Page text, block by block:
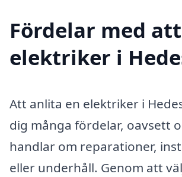
Fördelar med
elektriker i
Att anlita en elektriker i
dig många fördelar, oavsett
handlar om reparationer,
eller underhåll. Genom att